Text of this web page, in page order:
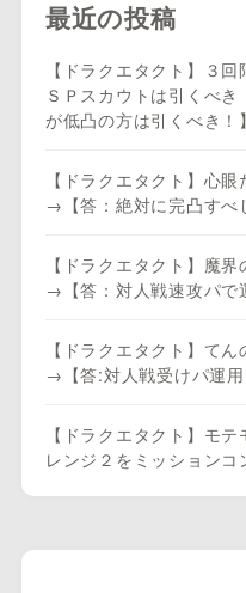
最近の投稿
【ドラクエタクト】３
ＳＰスカウトは引くべ
が低凸の方は引くべき！】
【ドラクエタクト】心
→【答：絶対に完凸すべ
【ドラクエタクト】魔
→【答：対人戦速攻パで
【ドラクエタクト】て
→【答:対人戦受けパ運用
【ドラクエタクト】モ
レンジ２をミッションコ